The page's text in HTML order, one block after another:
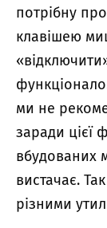
потрібну
клавішею
ми не
заради цієї
вбудованих
вистачає.
різними